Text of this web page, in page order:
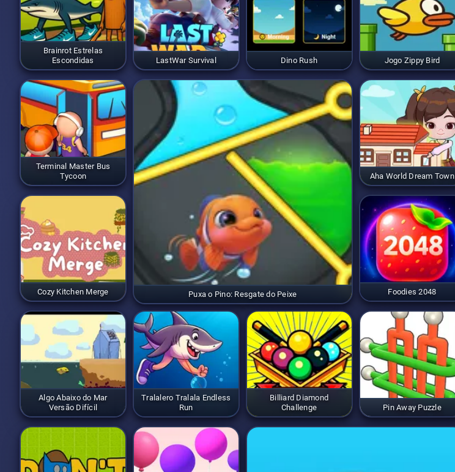
Brainrot Estrelas
Escondidas
LastWar Survival Dino Rush Jogo Zippy Bird
Terminal Master Bus
Tycoon
Puxa o Pino: Resgate do Peixe
Aha World Dream Town
Cozy Kitchen Merge Foodies 2048
Algo Abaixo do Mar
Versão Difícil
Tralalero Tralala Endless
Run
Billiard Diamond
Challenge
Pin Away Puzzle